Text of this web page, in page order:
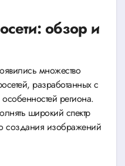
обзор и
множество
разработанных с
региона.
широкий спектр
создания изображений